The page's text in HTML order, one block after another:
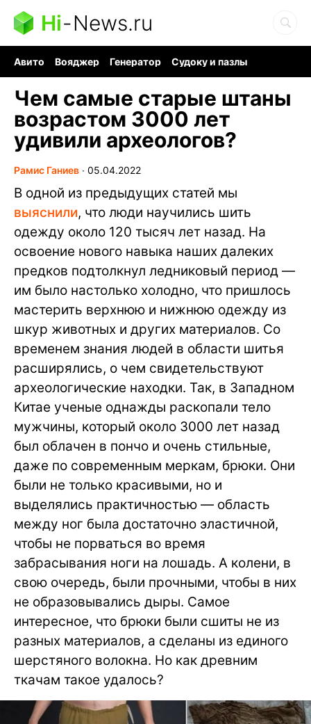
Hi-News.ru
Авито Вояджер Генератор
Судоку и пазлы
Чем самые старые штаны
возрастом 3000 лет
удивили археологов?
Рамис Ганиев ∙ 05.04.2022
В одной из предыдущих статей мы
выяснили, что люди научились шить
одежду около 120 тысяч лет назад. На
освоение нового навыка наших далеких
предков подтолкнул ледниковый период —
им было настолько холодно, что пришлось
мастерить верхнюю и нижнюю одежду из
шкур животных и других материалов. Со
временем знания людей в области шитья
расширялись, о чем свидетельствуют
археологические находки. Так, в Западном
Китае ученые однажды раскопали тело
мужчины, который около 3000 лет назад
был облачен в пончо и очень стильные,
даже по современным меркам, брюки. Они
были не только красивыми, но и
выделялись практичностью — область
между ног была достаточно эластичной,
чтобы не порваться во время
забрасывания ноги на лошадь. А колени, в
свою очередь, были прочными, чтобы в них
не образовывались дыры. Самое
интересное, что брюки были сшиты не из
разных материалов, а сделаны из единого
шерстяного волокна. Но как древним
ткачам такое удалось?